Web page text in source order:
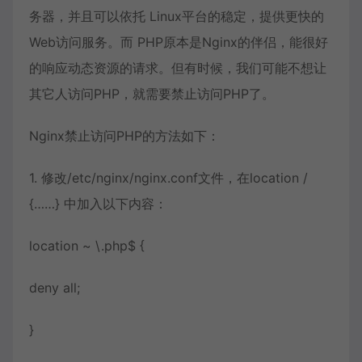
务器，并且可以依托 Linux平台的稳定，提供更快的
Web访问服务。而 PHP原本是Nginx的伴侣，能很好
的响应动态资源的请求。但有时候，我们可能不想让
其它人访问PHP，就需要禁止访问PHP了。
Nginx禁止访问PHP的方法如下：
1. 修改/etc/nginx/nginx.conf文件，在location /
{……} 中加入以下内容：
location ~ \.php$ {
deny all;
}